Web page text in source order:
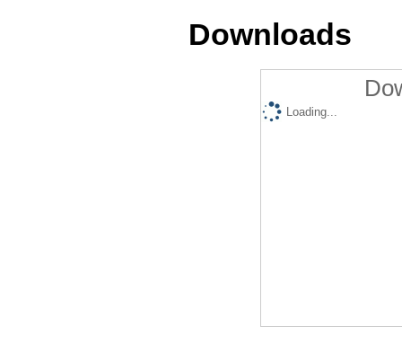
Downloads
Loading...